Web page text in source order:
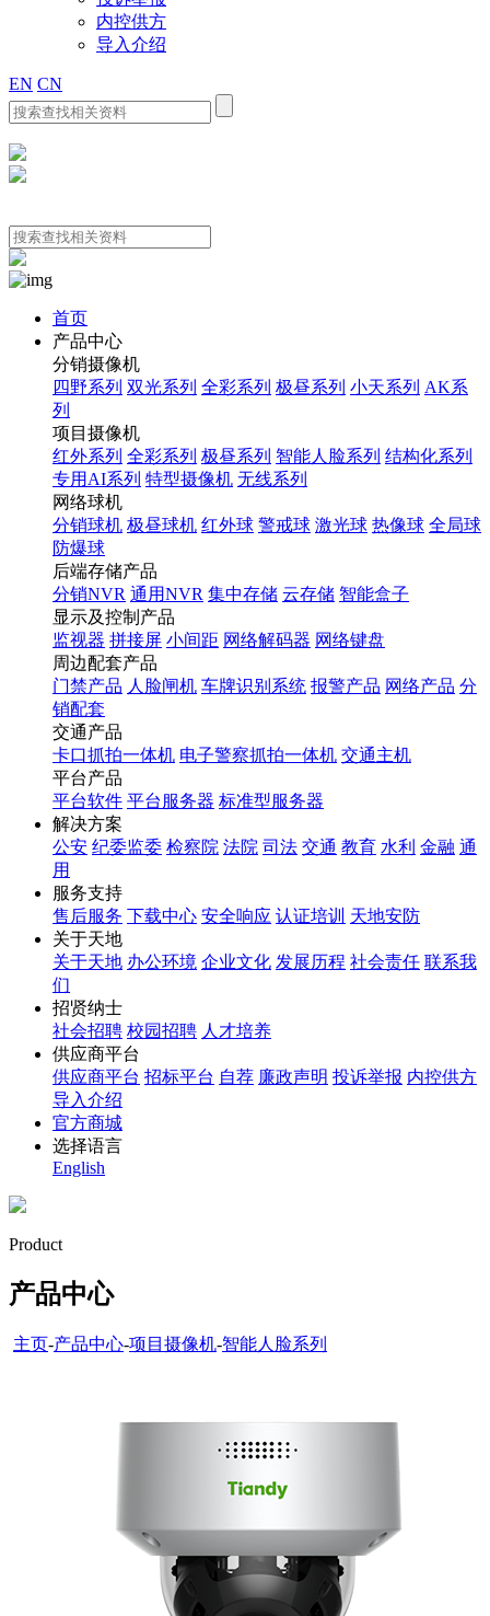
内控供方
导入介绍
EN CN
首页
产品中心
分销摄像机
四野系列 双光系列 全彩系列 极昼系列 小天系列 AK系
列
项目摄像机
红外系列 全彩系列 极昼系列 智能人脸系列 结构化系列
专用AI系列 特型摄像机 无线系列
网络球机
分销球机 极昼球机 红外球 警戒球 激光球 热像球 全局球
防爆球
后端存储产品
分销NVR 通用NVR 集中存储 云存储 智能盒子
显示及控制产品
监视器 拼接屏 小间距 网络解码器 网络键盘
周边配套产品
门禁产品 人脸闸机 车牌识别系统 报警产品 网络产品 分
销配套
交通产品
卡口抓拍一体机 电子警察抓拍一体机 交通主机
平台产品
平台软件 平台服务器 标准型服务器
解决方案
公安 纪委监委 检察院 法院 司法 交通 教育 水利 金融 通
用
服务支持
售后服务 下载中心 安全响应 认证培训 天地安防
关于天地
关于天地 办公环境 企业文化 发展历程 社会责任 联系我
们
招贤纳士
社会招聘 校园招聘 人才培养
供应商平台
供应商平台 招标平台 自荐 廉政声明 投诉举报 内控供方
导入介绍
官方商城
选择语言
English
Product
产品中心
主页-产品中心-项目摄像机-智能人脸系列